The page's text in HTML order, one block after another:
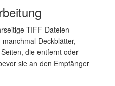
TIFF-Dateien
Deckblätter,
die entfernt oder
sie an den Empfänger